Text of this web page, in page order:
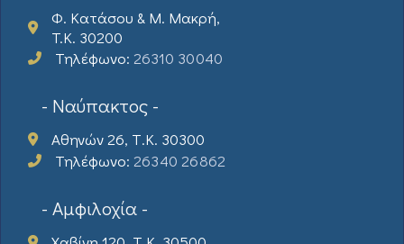
Φ. Κατάσου & Μ. Μακρή,
T.K. 30200
Τηλέφωνο: 26310 30040
- Ναύπακτος -
Αθηνών 26, Τ.Κ. 30300
Τηλέφωνο: 26340 26862
- Αμφιλοχία -